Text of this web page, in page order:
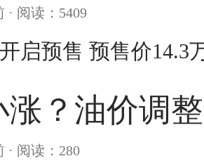
· 阅读：5409
？油价调
· 阅读：280